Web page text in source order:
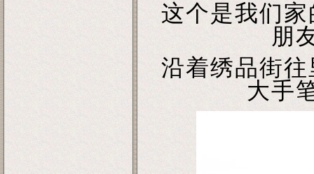
这个是我们
朋
沿着绣品街
大手